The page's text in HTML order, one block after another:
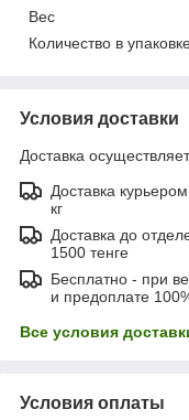
Вес
Количество в
Условия доставки
Доставка
Доставка
кг
Доставка до
1500 тенге
Бесплатно - при
и предоплате
Все условия
Условия оплаты